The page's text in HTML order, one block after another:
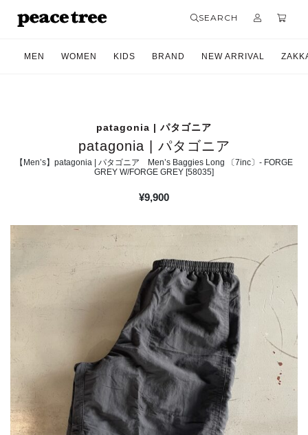
SEARCH
MEN WOMEN KIDS BRAND NEW ARRIVAL
patagonia | パタゴニア
patagonia | パタゴニア
【Men’s】patagonia | パタゴニア Men’s Baggies Long 〔7inc〕- FORGE
GREY W/FORGE GREY [58035]
¥9,900